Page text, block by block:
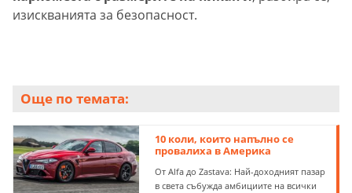
изискванията за безопасност.
Още по темата:
10 коли, които напълно се
провалиха в Америка
От Alfa до Zastava: Най-доходният пазар
в света събужда амбициите на всички